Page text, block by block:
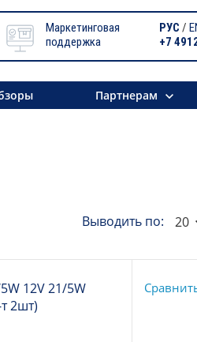
Маркетинговая
поддержка
РУС /
+7
Партнерам
Выводить по: 20
12V 21/5W
2шт)